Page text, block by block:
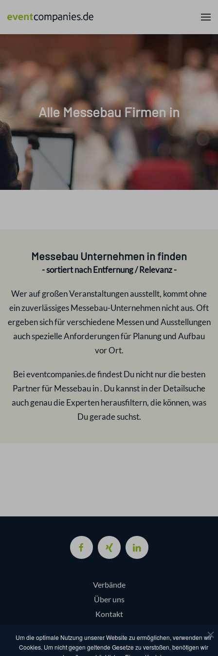
Alle Messebau Firmen in
Messebau Unternehmen infinden
- sortiert nach Entfernung / Relevanz -
Wer auf großen Veranstaltungen ausstellt, kommt ohne
ein zuverlässiges Messebau-Unternehmen nicht aus. Oft
ergeben sich für verschiedene Messen und Ausstellungen
auch spezielle Anforderungen für Planung und Aufbau
vor Ort.
Bei eventcompanies.de findest Du nicht nur die besten
Partner für Messebau in. Du kannst in der Detailsuche
auch genau die Experten herausfiltern, die können, was
Du gerade suchst.
Verbände
Über uns
Kontakt
Um die optimale Nutzung unserer Website zu ermöglichen, verwenden wir
Cookies. Um nicht gegen geltende Gesetze zu verstoßen, benötigen wir